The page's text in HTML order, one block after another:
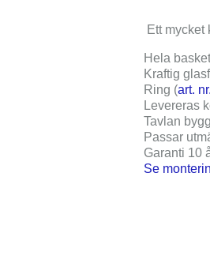
Ett mycket
Hela
Kraftig
Ring (art.
Levereras
Tavlan
Passar
Garanti 10
Se